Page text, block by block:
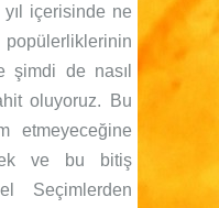
içerisinde ne
şimdi de nasıl
oluyoruz. Bu
etmeyeceğine
ve bu bitiş
Seçimlerden